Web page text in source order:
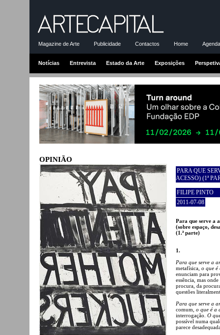
Magazine de Arte Publicidade Contactos Home
Notícias Entrevista Estado da Arte Exposições
OPINIÃO
PARA QUE
ACESSO) (1ª
FILIPE PINTO
2011-07-08
Para que serve a
(sobre espaço,
(1.ª parte)
1.
Para que serve a
metafísica, o que é
enunciam para
essência, mas
procura, da
questões
Para que serve a
comum, o que é a
interrogação. O
possível numa
parece